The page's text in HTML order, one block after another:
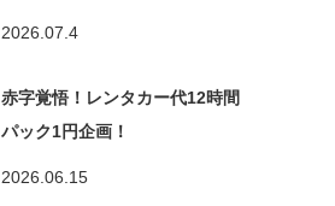
2026.07.4
赤字覚悟！レンタカー代12時間
パック1円企画！
2026.06.15